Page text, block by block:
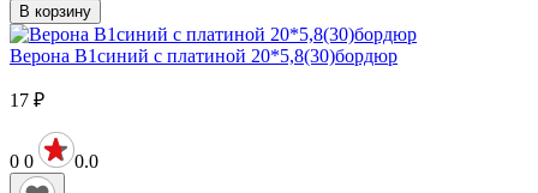
В корзину
Верона В1синий с платиной 20*5,8(30)бордюр
17 ₽
0 0 0.0